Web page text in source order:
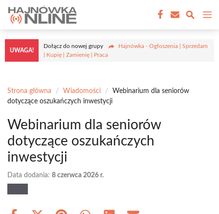
Przejdź
treści
UWAGA!
Dołącz do nowej grupy
Hajnówka - Ogłoszenia | Sprzedam
| Kupię | Zamienię | Praca
Strona główna / Wiadomości /
Webinarium dla seniorów
dotyczące oszukańczych inwestycji
Webinarium dla seniorów
dotyczące oszukańczych
inwestycji
Data dodania: 8 czerwca 2026 r.